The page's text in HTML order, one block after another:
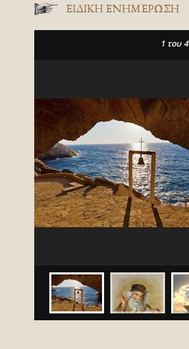
ΕΙΔΙΚΉ ΕΝΗΜΈΡΩΣΗ
1 του 4